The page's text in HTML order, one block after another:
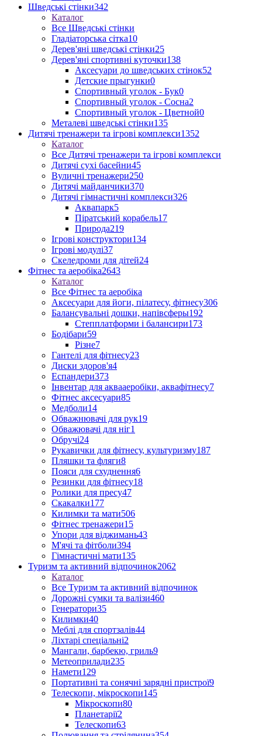
Шведські стінки342
Каталог
Все Шведські стінки
Гладіаторська сітка10
Дерев'яні шведські стінки25
Дерев'яні спортивні куточки138
Аксесуари до шведських стінок52
Детские прыгунки0
Спортивный уголок - Бук0
Спортивный уголок - Сосна2
Спортивный уголок - Цветной0
Металеві шведські стінки135
Дитячі тренажери та ігрові комплекси1352
Каталог
Все Дитячі тренажери та ігрові комплекси
Дитячі сухі басейни45
Вуличні тренажери250
Дитячі майданчики370
Дитячі гімнастичні комплекси326
Аквапарк5
Піратський корабель17
Природа219
Ігрові конструктори134
Ігрові модулі37
Скеледроми для дітей24
Фітнес та аеробіка2643
Каталог
Все Фітнес та аеробіка
Аксесуари для йоги, пілатесу, фітнесу306
Балансувальні дошки, напівсферы192
Степплатформи і балансири173
Бодібари59
Різне7
Гантелі для фітнесу23
Диски здоров'я4
Еспандери373
Інвентар для аквааеробіки, аквафітнесу7
Фітнес аксесуари85
Медболи14
Обважнювачі для рук19
Обважювачі для ніг1
Обручі24
Рукавички для фітнесу, культуризму187
Пляшки та фляги8
Пояси для схуднення6
Резинки для фітнесу18
Ролики для пресу47
Скакалки177
Килимки та мати506
Фітнес тренажери15
Упори для віджимань43
М'ячі та фітболи394
Гімнастичні мати135
Туризм та активний відпочинок2062
Каталог
Все Туризм та активний відпочинок
Дорожні сумки та валізи460
Генератори35
Килимки40
Меблі для спортзалів44
Ліхтарі спеціальні2
Мангали, барбекю, гриль9
Метеоприлади235
Намети129
Портативні та сонячні зарядні пристрої9
Телескопи, мікроскопи145
Мікроскопи80
Планетарії2
Телескопи63